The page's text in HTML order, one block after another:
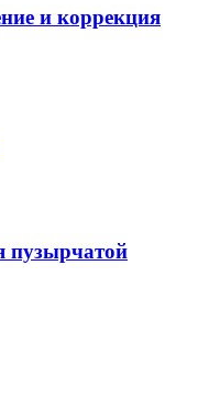
и коррекция
пузырчатой